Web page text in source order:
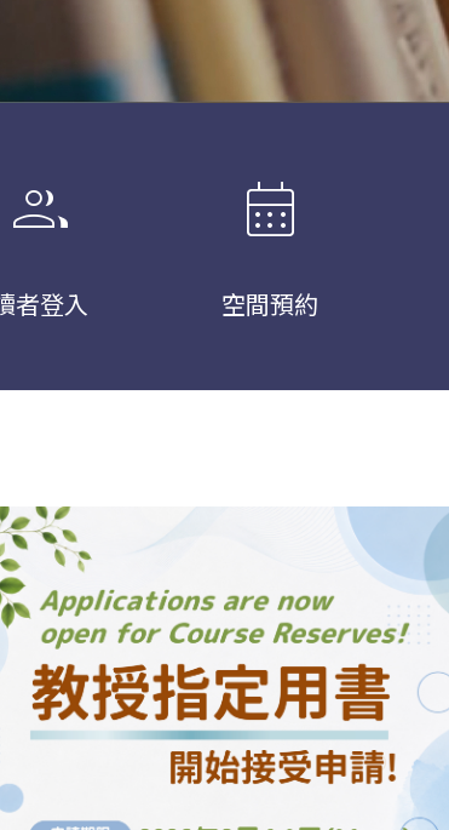
group
者登入
calendar_month
空間預約